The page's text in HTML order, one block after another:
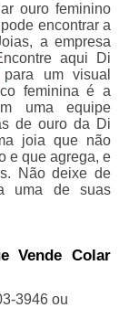
ouro feminino
encontrar a
a empresa
aqui Di
para um visual
feminina é a
uma equipe
de ouro da Di
joia que não
e que agrega, e
Não deixe de
uma de suas
Vende Colar
3946 ou